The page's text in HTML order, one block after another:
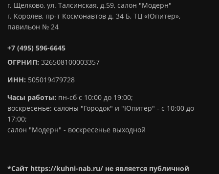
г. Щелково, ул. Талсинская, д.59, салон "Модерн"
г. Королев, пр-т Космонавтов д. 34 Б, ТЦ «Юпитер»,
павильон № 24
+7 (495) 596-6645
ОГРНИП: 326508100003357
ИНН: 505019479728
Часы работы: пн-сб с 10:00 до 19:00;
воскресенье: салоны "Городок" и "Юпитер" - с 10:00 до
17:00;
салон "Модерн" - воскресенье выходной
*Сайт https://kuhni-nab.ru/ не является публичной